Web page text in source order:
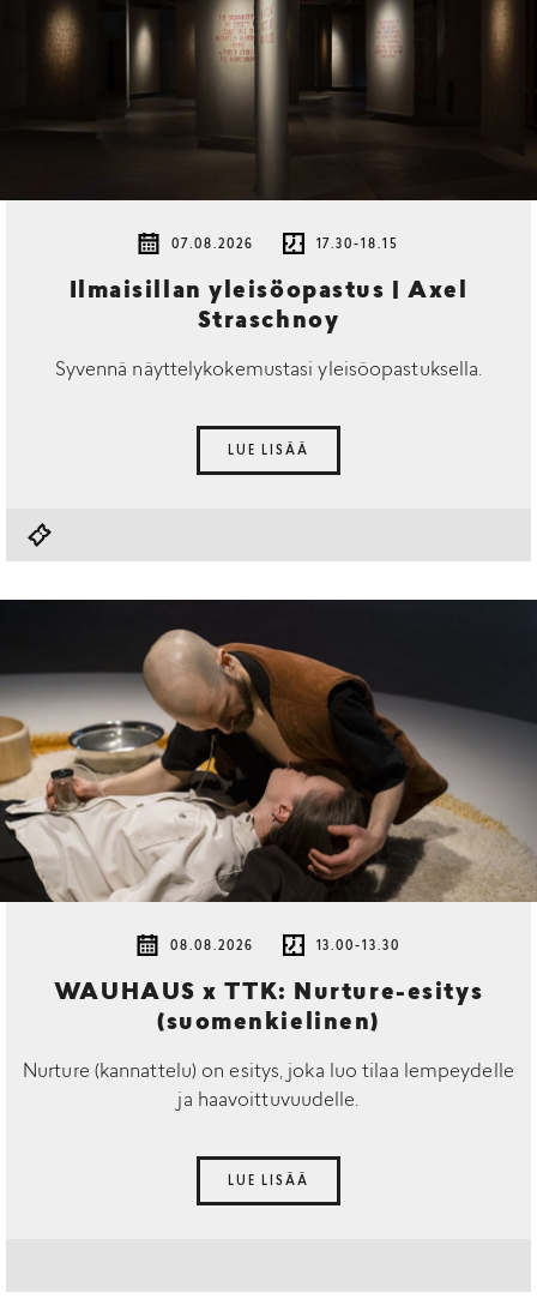
07.08.2026 17.30-18.15
Ilmaisillan yleisöopastus | Axel
Straschnoy
Syvennä näyttelykokemustasi yleisöopastuksella.
LUE LISÄÄ
08.08.2026 13.00-13.30
WAUHAUS x TTK: Nurture-esitys
(suomenkielinen)
Nurture (kannattelu) on esitys, joka luo tilaa lempeydelle
ja haavoittuvuudelle.
LUE LISÄÄ